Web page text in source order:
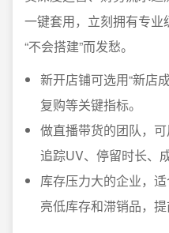
一键套用，立刻拥有专
“不会搭建”而发愁。
新开店铺可选用“新店
复购等关键指标。
做直播带货的团队，
追踪UV、停留时长、
库存压力大的企业，
亮低库存和滞销品，提